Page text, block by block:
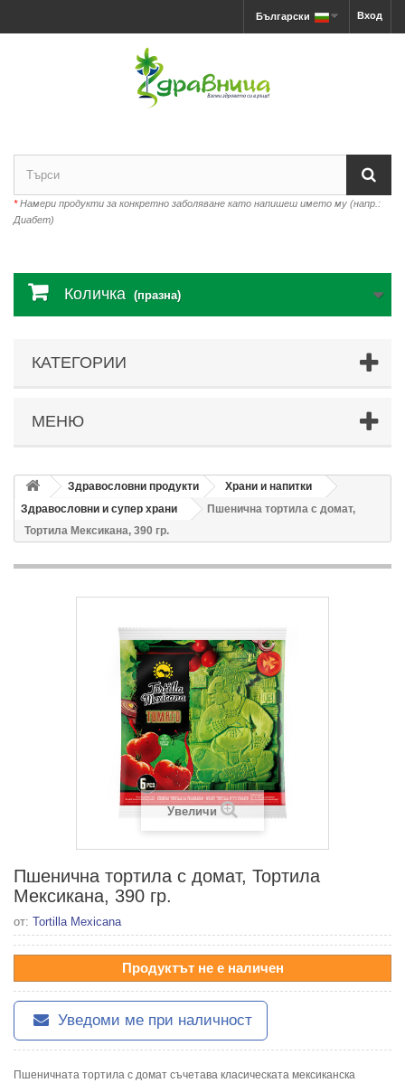
Вход
Български
*Намери продукти за конкретно заболяване като напишеш името му (напр.:
Диабет)
Количка (празна)
КАТЕГОРИИ
МЕНЮ
Здравословни продукти
Храни и напитки
Здравословни и супер храни
Пшенична тортила с домат,
Тортила Мексикана, 390 гр.
Увеличи
Пшенична тортила с домат, Тортила
Мексикана, 390 гр.
от: Tortilla Mexicana
Продуктът не е наличен
Уведоми ме при наличност
Пшеничната тортила с домат съчетава класическата мексиканска